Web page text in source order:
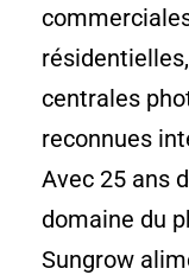
centrales
reconnues
Avec 25 ans
domaine du
Sungrow